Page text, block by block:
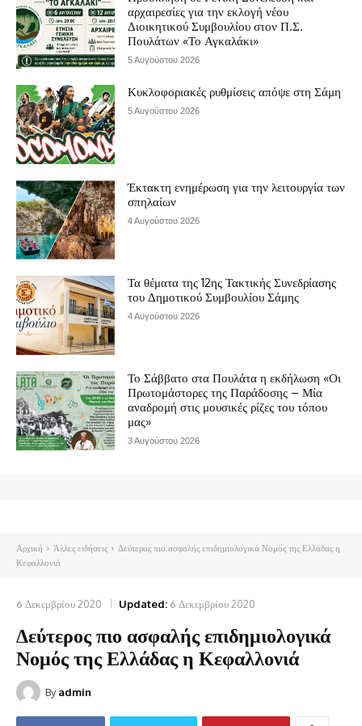
αρχαιρεσίες για την εκλογή νέου
Διοικητικού Συμβουλίου στον Π.Σ.
Πουλάτων «Το Αγκαλάκι»
5 Αυγούστου 2026
Κυκλοφοριακές ρυθμίσεις απόψε στη Σάμη
5 Αυγούστου 2026
Έκτακτη ενημέρωση για την λειτουργία των
σπηλαίων
4 Αυγούστου 2026
Τα θέματα της 12ης Τακτικής Συνεδρίασης
του Δημοτικού Συμβουλίου Σάμης
4 Αυγούστου 2026
Το Σάββατο στα Πουλάτα η εκδήλωση «Οι
Πρωτομάστορες της Παράδοσης – Μία
αναδρομή στις μουσικές ρίζες του τόπου
μας»
3 Αυγούστου 2026